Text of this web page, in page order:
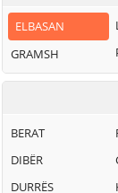
ELBASAN
GRAMSH
BERAT
DIBËR
DURRËS